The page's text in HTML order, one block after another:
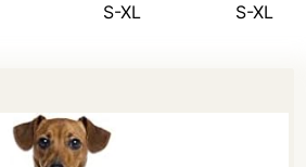
S-XL S-XL